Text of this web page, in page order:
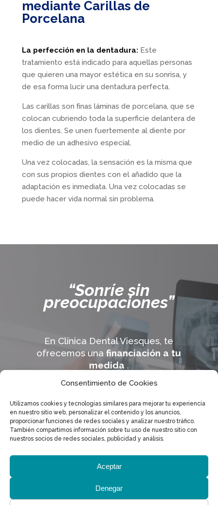
Consentimiento de Cookies
Utilizamos cookies y tecnologías similares para mejorar tu experiencia
en nuestro sitio web, personalizar el contenido y los anuncios,
proporcionar funciones de redes sociales y analizar nuestro tráfico.
También compartimos información sobre tu uso de nuestro sitio con
nuestros socios de redes sociales, publicidad y análisis.
Aceptar
Denegar
mediante Carillas de
Porcelana
La perfección en la dentadura: Este
tratamiento está indicado para aquellas personas
que quieren una mayor estética en su sonrisa, y
de esa forma lucir una dentadura perfecta.
Las carillas son finas láminas de porcelana, que se
colocan cubriendo toda la superficie delantera de
los dientes. Se unen fuertemente al diente por
medio de un adhesivo especial.
Una vez colocadas, la sensación es la misma que
con sus propios dientes con el añadido que la
adaptación es inmediata. Una vez colocadas se
puede hacer vida normal sin problema.
“Sonríe sin
preocupaciones”
En Clínica Dental Viesques, te
ofrecemos unafinanciación a tu
medida .
Saber más
POLÍTICA DE COOKIES